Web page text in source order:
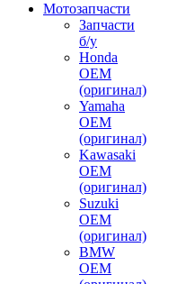
Мотозапчасти
Запчасти
б/у
Honda
OEM
(оригинал)
Yamaha
OEM
(оригинал)
Kawasaki
OEM
(оригинал)
Suzuki
OEM
(оригинал)
BMW
OEM